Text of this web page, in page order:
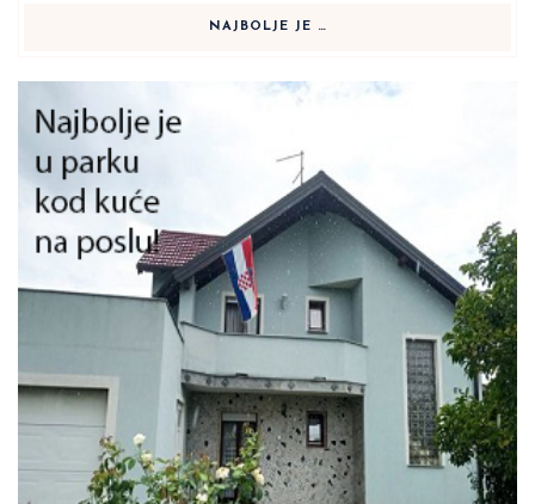
NAJBOLJE JE …